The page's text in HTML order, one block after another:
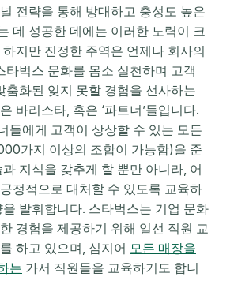
전략을 통해 방대하고 충성도 높은
데 성공한 데에는 이러한 노력이 크
지만 진정한 주역은 언제나 회사의
타벅스 문화를 몸소 실천하며 고객
춤화된 잊지 못할 경험을 선사하는
바리스타, 혹은 ‘파트너’들입니다.
들에게 고객이 상상할 수 있는 모든
가지 이상의 조합이 가능함)을 준
지식을 갖추게 할 뿐만 아니라, 어
정적으로 대처할 수 있도록 교육하
발휘합니다. 스타벅스는 기업 문화
경험을 제공하기 위해 일선 직원 교
하고 있으며, 심지어 모든 매장을
는 가서 직원들을 교육하기도 합니